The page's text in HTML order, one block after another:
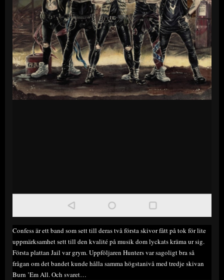
Confess är ett band som sett till deras två första skivor fått på tok för lite
uppmärksamhet sett till den kvalité på musik dom lyckats kräma ur sig.
Första plattan Jail var grym. Uppföljaren Hunters var sagoligt bra så
frågan om det bandet kunde hålla samma högstanivå med tredje skivan
Burn ’Em All. Och svaret…